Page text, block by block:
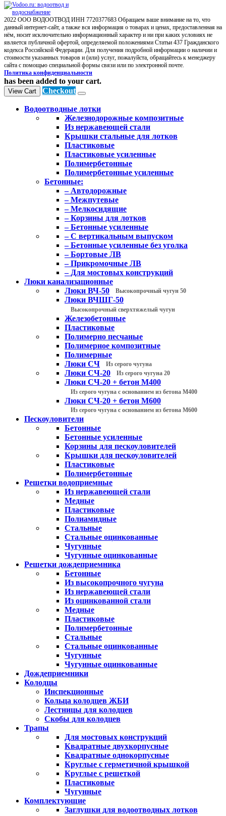
2022 ООО ВОДООТВОД ИНН 7720377683 Обращаем ваше внимание на то, что
данный интернет-сайт, а также вся информация о товарах и ценах, предоставленная на
нём, носит исключительно информационный характер и ни при каких условиях не
является публичной офертой, определяемой положениями Статьи 437 Гражданского
кодекса Российской Федерации. Для получения подробной информации о наличии и
стоимости указанных товаров и (или) услуг, пожалуйста, обращайтесь к менеджеру
сайта с помощью специальной формы связи или по электронной почте.
Политика конфиденциальности
has been added to your cart.
View Cart Checkout
Водоотводные лотки
Железнодорожные композитные
Из нержавеющей стали
Крышки стальные для лотков
Пластиковые
Пластиковые усиленные
Полимербетонные
Полимербетонные усиленные
Бетонные:
– Автодорожные
– Межпутевые
– Мелкосидящие
– Корзины для лотков
– Бетонные усиленные
– С вертикальным выпуском
– Бетонные усиленные без уголка
– Бортовые ЛВ
– Прикромочные ЛВ
– Для мостовых конструкций
Люки канализационные
Люки ВЧ-50
Высокопрочный чугун 50
Люки ВЧШГ-50
Высокопрочный сверхтяжелый чугун
Железобетонные
Пластиковые
Полимерно песчаные
Полимерное композитные
Полимерные
Люки СЧ
Из серого чугуна
Люки СЧ-20 Из серого чугуна 20
Люки СЧ-20 + бетон М400
Из серого чугуна с основанием из бетона М400
Люки СЧ-20 + бетон М600
Из серого чугуна с основанием из бетона М600
Пескоуловители
Бетонные
Бетонные усиленные
Корзины для пескоуловителей
Крышки для пескоуловителей
Пластиковые
Полимербетонные
Решетки водоприемные
Из нержавеющей стали
Медные
Пластиковые
Полиамидные
Стальные
Стальные оцинкованные
Чугунные
Чугунные оцинкованные
Решетки дождеприемника
Бетонные
Из высокопрочного чугуна
Из нержавеющей стали
Из оцинкованной стали
Медные
Пластиковые
Полимербетонные
Стальные
Стальные оцинкованные
Чугунные
Чугунные оцинкованные
Дождеприемники
Колодцы
Инспекционные
Кольца колодцев ЖБИ
Лестницы для колодцев
Скобы для колодцев
Трапы
Для мостовых конструкций
Квадратные двухкорпусные
Квадратные однокорпусные
Круглые с герметичной крышкой
Круглые с решеткой
Пластиковые
Чугунные
Комплектующие
Заглушки для водоотводных лотков